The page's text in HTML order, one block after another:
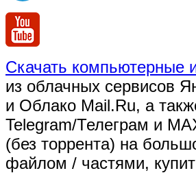
Скачать компьютерные
из облачных сервисов
и Облако Mail.Ru, а
Telegram/Телеграм и
(без торрента) на
файлом / частями,